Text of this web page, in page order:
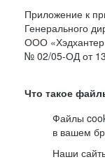
Приложение к
Генерального
ООО
№ 02/05-ОД от
Что такое
Файлы
в вашем
Наши